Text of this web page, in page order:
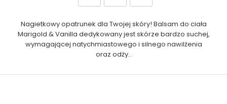
Nagietkowy opatrunek dla Twojej skóry! Balsam do ciała
Marigold & Vanilla dedykowany jest skórze bardzo suchej,
wymagającej natychmiastowego i silnego nawilżenia
oraz odży..